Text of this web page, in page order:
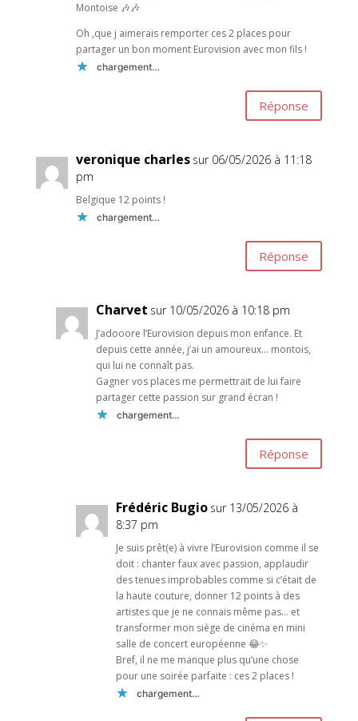
Montoise 🎶🎶
Oh ,que j aimerais remporter ces 2 places pour
partager un bon moment Eurovision avec mon fils !
chargement…
Réponse
veronique charles sur 06/05/2026 à 11:18
pm
Belgique 12 points !
chargement…
Réponse
Charvet sur 10/05/2026 à 10:18 pm
J’adooore l’Eurovision depuis mon enfance. Et
depuis cette année, j’ai un amoureux… montois,
qui lui ne connaît pas.
Gagner vos places me permettrait de lui faire
partager cette passion sur grand écran !
chargement…
Réponse
Frédéric Bugio sur 13/05/2026 à
8:37 pm
Je suis prêt(e) à vivre l’Eurovision comme il se
doit : chanter faux avec passion, applaudir
des tenues improbables comme si c’était de
la haute couture, donner 12 points à des
artistes que je ne connais même pas… et
transformer mon siège de cinéma en mini
salle de concert européenne 😂✨
Bref, il ne me manque plus qu’une chose
pour une soirée parfaite : ces 2 places !
chargement…